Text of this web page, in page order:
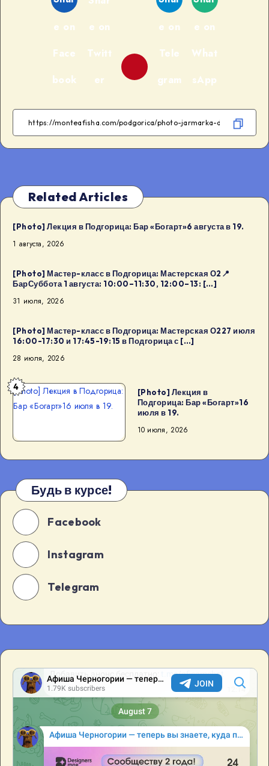
e on
Face
book
e on
Twitt
er
e on
Tele
gram
e on
What
sApp
Related Articles
[Photo] Лекция в Подгорица: Бар «Богарт»6 августа в 19.
1 августа, 2026
[Photo] Мастер-класс в Подгорица: Мастерская О2📍
БарСуббота 1 августа: 10:00–11:30, 12:00–13: […]
31 июля, 2026
[Photo] Мастер-класс в Подгорица: Мастерская О227 июля
16:00-17:30 и 17:45-19:15 в Подгорица с […]
28 июля, 2026
[Photo] Лекция в Подгорица:
Бар «Богарт»16 июля в 19.
4
[Photo] Лекция в
Подгорица: Бар «Богарт»16
июля в 19.
10 июля, 2026
Будь в курсе!
Facebook
Instagram
Telegram